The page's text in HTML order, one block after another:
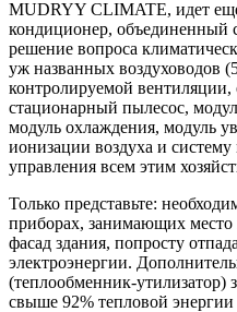
MUDRYY CLIMATE, идет
кондиционер, объединенный
решение вопроса
уж названных воздуховодов
контролируемой вентиляции,
стационарный пылесос,
модуль охлаждения, модуль
ионизации воздуха и
управления всем этим
Только представьте:
приборах, занимающих место
фасад здания, попросту
электроэнергии.
(теплообменник-утилизатор)
свыше 92% тепловой энергии